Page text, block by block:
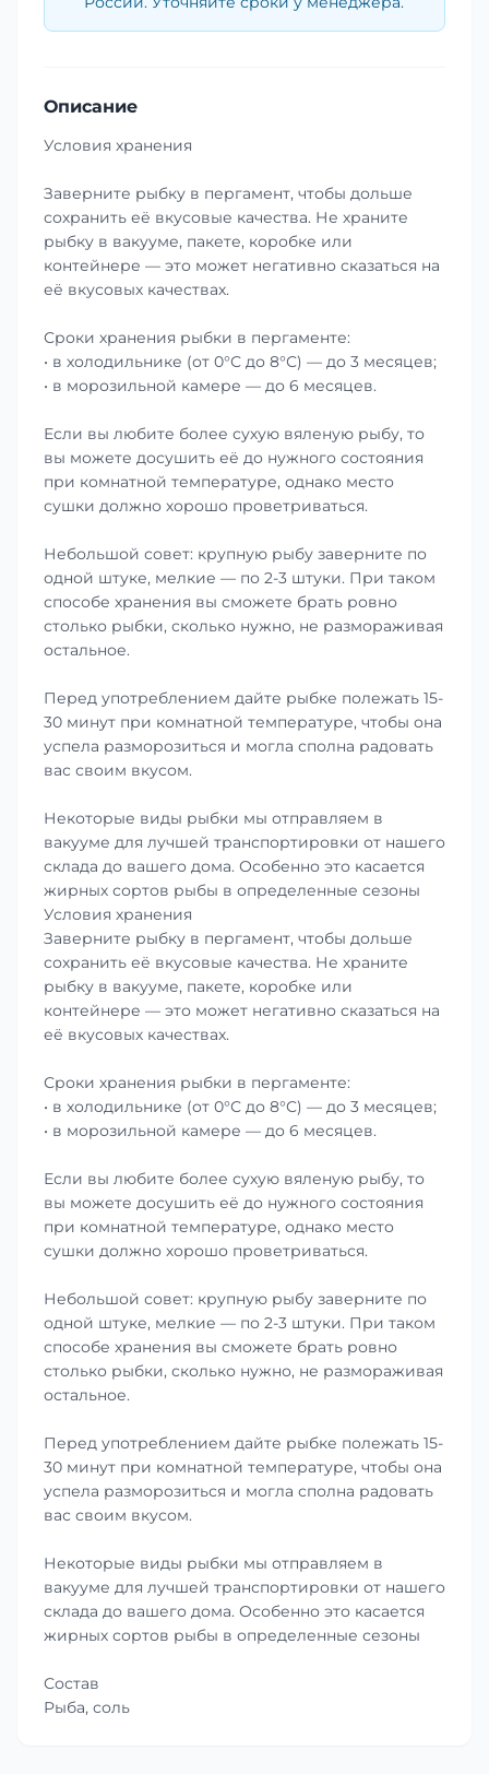
Описание
Условия хранения
Заверните рыбку в пергамент, чтобы дольше
сохранить её вкусовые качества. Не храните
рыбку в вакууме, пакете, коробке или
контейнере — это может негативно сказаться на
её вкусовых качествах.
Сроки хранения рыбки в пергаменте:
• в холодильнике (от 0°С до 8°С) — до 3 месяцев;
• в морозильной камере — до 6 месяцев.
Если вы любите более сухую вяленую рыбу, то
вы можете досушить её до нужного состояния
при комнатной температуре, однако место
сушки должно хорошо проветриваться.
Небольшой совет: крупную рыбу заверните по
одной штуке, мелкие — по 2-3 штуки. При таком
способе хранения вы сможете брать ровно
столько рыбки, сколько нужно, не размораживая
остальное.
Перед употреблением дайте рыбке полежать 15-
30 минут при комнатной температуре, чтобы она
успела разморозиться и могла сполна радовать
вас своим вкусом.
Некоторые виды рыбки мы отправляем в
вакууме для лучшей транспортировки от нашего
склада до вашего дома. Особенно это касается
жирных сортов рыбы в определенные сезоны
Условия хранения
Заверните рыбку в пергамент, чтобы дольше
сохранить её вкусовые качества. Не храните
рыбку в вакууме, пакете, коробке или
контейнере — это может негативно сказаться на
её вкусовых качествах.
Сроки хранения рыбки в пергаменте:
• в холодильнике (от 0°С до 8°С) — до 3 месяцев;
• в морозильной камере — до 6 месяцев.
Если вы любите более сухую вяленую рыбу, то
вы можете досушить её до нужного состояния
при комнатной температуре, однако место
сушки должно хорошо проветриваться.
Небольшой совет: крупную рыбу заверните по
одной штуке, мелкие — по 2-3 штуки. При таком
способе хранения вы сможете брать ровно
столько рыбки, сколько нужно, не размораживая
остальное.
Перед употреблением дайте рыбке полежать 15-
30 минут при комнатной температуре, чтобы она
успела разморозиться и могла сполна радовать
вас своим вкусом.
Некоторые виды рыбки мы отправляем в
вакууме для лучшей транспортировки от нашего
склада до вашего дома. Особенно это касается
жирных сортов рыбы в определенные сезоны
Состав
Рыба, соль